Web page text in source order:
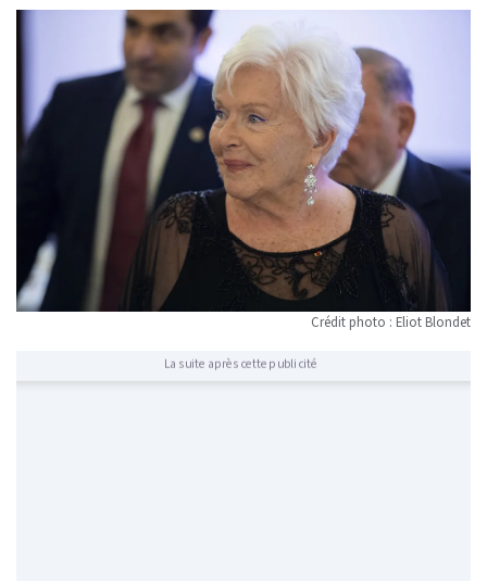
Crédit photo : Eliot Blondet
La suite après cette publicité